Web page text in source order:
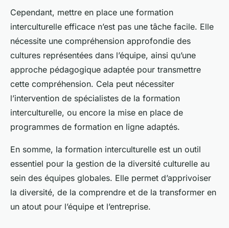
Cependant, mettre en place une formation
interculturelle efficace n’est pas une tâche facile. Elle
nécessite une compréhension approfondie des
cultures représentées dans l’équipe, ainsi qu’une
approche pédagogique adaptée pour transmettre
cette compréhension. Cela peut nécessiter
l’intervention de spécialistes de la formation
interculturelle, ou encore la mise en place de
programmes de formation en ligne adaptés.
En somme, la formation interculturelle est un outil
essentiel pour la gestion de la diversité culturelle au
sein des équipes globales. Elle permet d’apprivoiser
la diversité, de la comprendre et de la transformer en
un atout pour l’équipe et l’entreprise.